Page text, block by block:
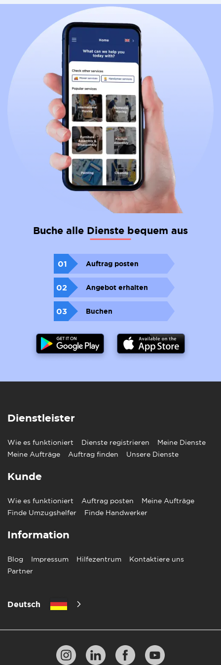
damit du dich entspannen und all die einzigartigen
Erfahrungen genießen kannst, die ein Aufenthalt in
Belgien bietet.
Buche alle Dienste bequem aus
01 Auftrag posten
02 Angebot erhalten
03 Buchen
Dienstleister
Wie es funktioniert Dienste registrieren
Meine Dienste
Meine Aufträge
Auftrag finden Unsere Dienste
Kunde
Wie es funktioniert Auftrag posten
Meine Aufträge
Finde Umzugshelfer
Finde Handwerker
Information
Blog Impressum Hilfezentrum
Kontaktiere uns
Partner
Deutsch